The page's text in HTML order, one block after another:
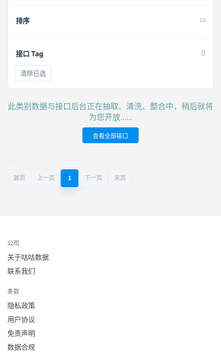
排序
接口 Tag
清除已选
此类别数据与接口后台正在抽取、清洗、整合中，稍后就将
为您开放......
查看全部接口
首页 上一页 1 下一页 末页
公司
关于咕咕数据
联系我们
条款
隐私政策
用户协议
免责声明
数据合规